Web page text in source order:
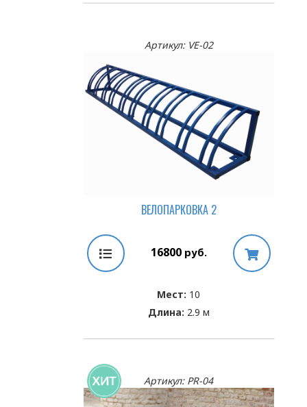
Артикул: VE-02
ВЕЛОПАРКОВКА 2
16800руб.
Мест: 10
Длина: 2.9 м
Артикул: PR-04